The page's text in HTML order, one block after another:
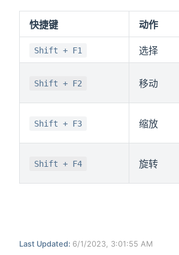
快捷键 动作
Shift + F1 选择
Shift + F2 移动
Shift + F3 缩放
Shift + F4 旋转
Last Updated: 6/1/2023, 3:01:55 AM